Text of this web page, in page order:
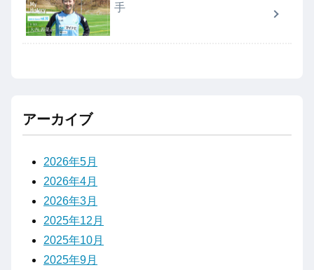
手
アーカイブ
2026年5月
2026年4月
2026年3月
2025年12月
2025年10月
2025年9月